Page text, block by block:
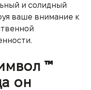
и солидный
ваше внимание к
™
он